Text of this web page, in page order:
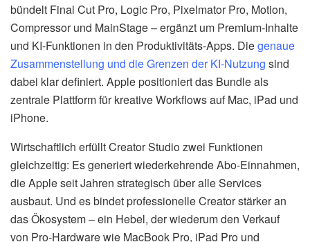
bündelt Final Cut Pro, Logic Pro, Pixelmator Pro, Motion,
Compressor und MainStage – ergänzt um Premium-Inhalte
und KI-Funktionen in den Produktivitäts-Apps. Diegenaue
Zusammenstellung und die Grenzen der KI-Nutzung sind
dabei klar definiert. Apple positioniert das Bundle als
zentrale Plattform für kreative Workflows auf Mac, iPad und
iPhone.
Wirtschaftlich erfüllt Creator Studio zwei Funktionen
gleichzeitig: Es generiert wiederkehrende Abo-Einnahmen,
die Apple seit Jahren strategisch über alle Services
ausbaut. Und es bindet professionelle Creator stärker an
das Ökosystem – ein Hebel, der wiederum den Verkauf
von Pro-Hardware wie MacBook Pro, iPad Pro und